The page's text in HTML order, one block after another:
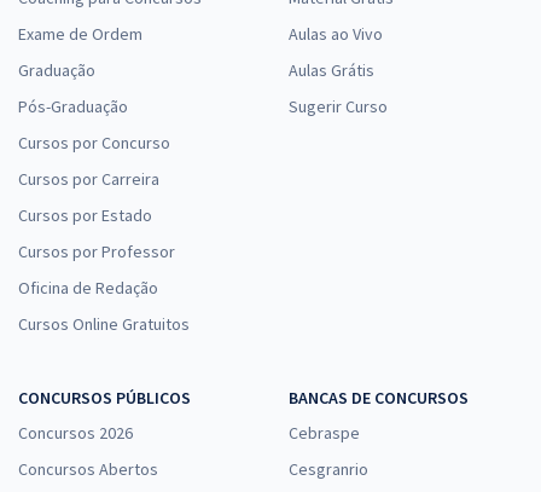
Exame de Ordem
Graduação
Pós-Graduação
Cursos por Concurso
Cursos por Carreira
Cursos por Estado
Cursos por Professor
Oficina de Redação
Cursos Online Gratuitos
Aulas ao Vivo
Aulas Grátis
Sugerir Curso
CONCURSOS PÚBLICOS
Concursos 2026
Concursos Abertos
BANCAS DE CONCURSOS
Cebraspe
Cesgranrio